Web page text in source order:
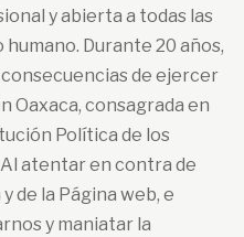
y abierta a todas las
Durante 20 años,
de ejercer
Oaxaca, consagrada en
Política de los
atentar en contra de
de la Página web, e
y maniatar la